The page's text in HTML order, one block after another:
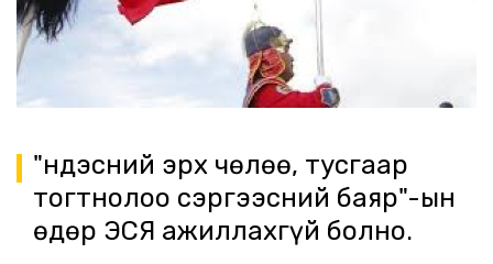
"Үндэсний эрх чөлөө, тусгаар
тогтнолоо сэргээсний баяр"-ын
өдөр ЭСЯ ажиллахгүй болно.